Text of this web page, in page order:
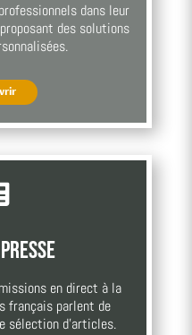
dans leur
des solutions
en direct à la
français parlent de
sélection d'articles.